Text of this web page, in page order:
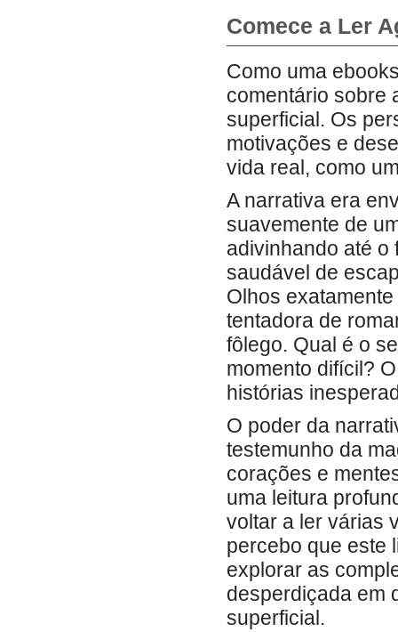
Comece a Ler
Como uma
comentário sobre
superficial. Os
motivações e
vida real, como
A narrativa era
suavemente de
adivinhando até o
saudável de
Olhos
tentadora de
fôlego. Qual é o
momento difícil?
histórias
O poder da
testemunho da
corações e
uma leitura
voltar a ler várias
percebo que este
explorar as
desperdiçada em
superficial.